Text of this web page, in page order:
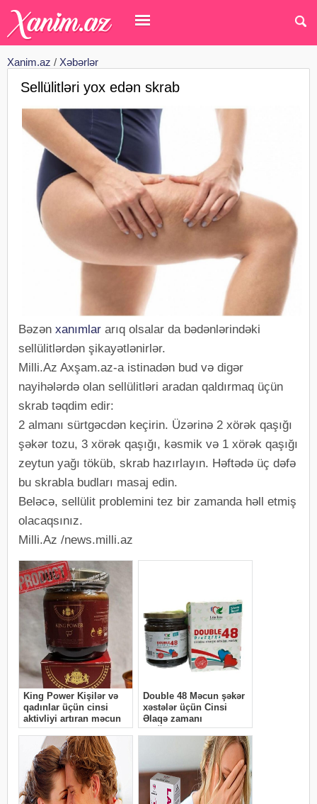
Xanim.az / Xəbərlər
Sellülitləri yox edən skrab
Bəzən xanımlar arıq olsalar da bədənlərindəki
sellülitlərdən şikayətlənirlər.
Milli.Az Axşam.az-a istinadən bud və digər
nayihələrdə olan sellülitləri aradan qaldırmaq üçün
skrab təqdim edir:
2 almanı sürtgəcdən keçirin. Üzərinə 2 xörək qaşığı
şəkər tozu, 3 xörək qaşığı, kəsmik və 1 xörək qaşığı
zeytun yağı töküb, skrab hazırlayın. Həftədə üç dəfə
bu skrabla budları masaj edin.
Beləcə, sellülit problemini tez bir zamanda həll etmiş
olacaqsınız.
Milli.Az /news.milli.az